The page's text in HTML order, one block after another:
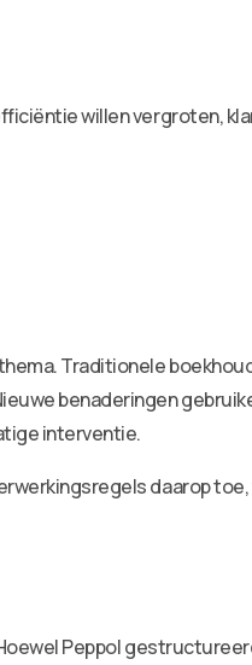
willen vergroten,
Traditionele
benaderingen
interventie.
daarop
Peppol